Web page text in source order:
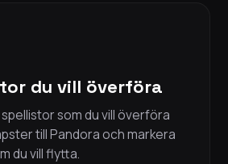
du vill överföra
som du vill överföra
till Pandora och markera
du vill flytta.